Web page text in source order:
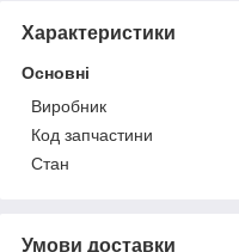
Характеристики
Основні
Виробник
Код запчастини
Стан
Умови доставки